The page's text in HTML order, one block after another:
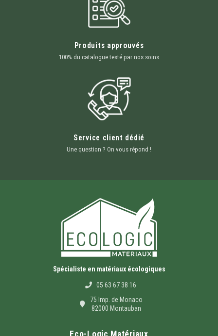
Produits approuvés
100% du catalogue testé par nos soins
Service client dédié
Une question ? On vous répond !
Spécialiste en matériaux écologiques
05 63 67 38 16
75 Imp. de Monaco
82000 Montauban